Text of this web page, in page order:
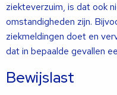
ziekteverzuim, is dat ook
omstandigheden zijn.
ziekmeldingen doet en
dat in bepaalde gevallen
Bewijslast